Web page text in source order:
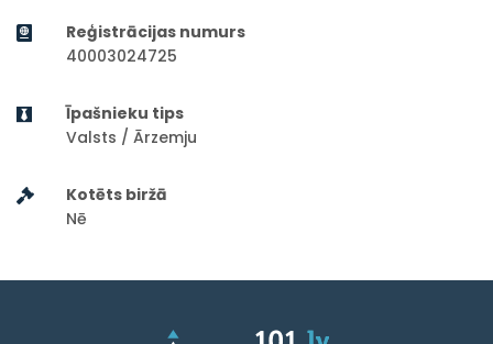
Reģistrācijas numurs
40003024725
Īpašnieku tips
Valsts / Ārzemju
Kotēts biržā
Nē